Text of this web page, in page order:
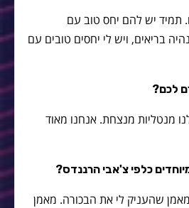
תמיד יש להם יחס טוב עם
בריאים, ויש לי יחסים טובים עם
לכם?
מנטליות מנצחת. אנחנו מאוד
כלפי צ'אבי הרננדס?
שהעניק לי את הבכורה. מאמן